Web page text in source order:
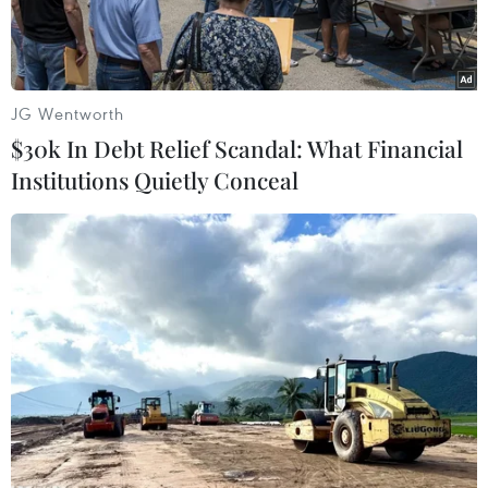
trường.
(Nguồn: Dhaka Tribune)
Bộ trưởng Năng lượng Các Tiểu vương quốc
Arab Thống nhất (UAE) Suhail al-Mazrouei ngày
23/12 cho biết Tổ chức Các nước Xuất khẩu Dầu
mỏ (OPEC) và các nhà sản xuất liên minh sẵn
JG Wentworth
$30k In Debt Relief Scandal: What Financial
Institutions Quietly Conceal